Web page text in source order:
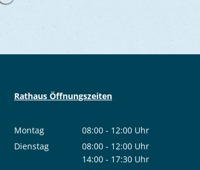
Rathaus Öffnungszeiten
Montag 08:00 - 12:00 Uhr
Von 08:00 bis 12:00 Uhr
Dienstag 08:00 - 12:00 Uhr
Von 08:00 bis 12:00 Uhr
14:00 - 17:30 Uhr